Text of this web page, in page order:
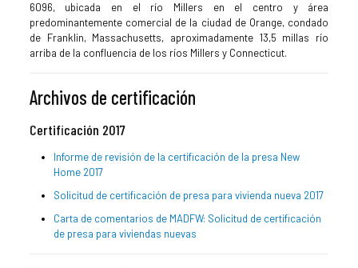
6096, ubicada en el río Millers en el centro y área
predominantemente comercial de la ciudad de Orange, condado
de Franklin, Massachusetts, aproximadamente 13,5 millas río
arriba de la confluencia de los ríos Millers y Connecticut.
Archivos de certificación
Certificación 2017
Informe de revisión de la certificación de la presa New
Home 2017
Solicitud de certificación de presa para vivienda nueva 2017
Carta de comentarios de MADFW: Solicitud de certificación
de presa para viviendas nuevas